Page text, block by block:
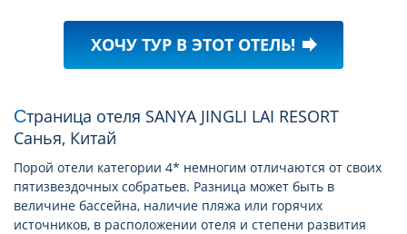
ХОЧУ ТУР В ЭТОТ ОТЕЛЬ! forward
Страница отеля SANYA JINGLI LAI RESORT
Санья, Китай
Порой отели категории 4* немногим отличаются от своих
пятизвездочных собратьев. Разница может быть в
величине бассейна, наличие пляжа или горячих
источников, в расположении отеля и степени развития